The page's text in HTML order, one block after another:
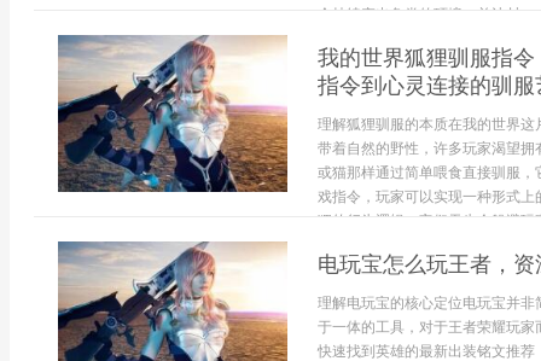
个持续产出鱼类的环境，并让村...
我的世界狐狸驯服指
指令到心灵连接的驯服
理解狐狸驯服的本质在我的世界
带着自然的野性，许多玩家渴望
或猫那样通过简单喂食直接驯服
戏指令，玩家可以实现一种形式
狸的行为逻辑，它们天生会躲避玩
电玩宝怎么玩王者，
理解电玩宝的核心定位电玩宝并
于一体的工具，对于王者荣耀玩
快速找到英雄的最新出装铭文推